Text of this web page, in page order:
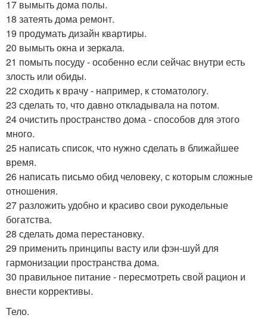
17 вымыть дома полы.
18 затеять дома ремонт.
19 продумать дизайн квартиры.
20 вымыть окна и зеркала.
21 помыть посуду - особенно если сейчас внутри есть
злость или обиды.
22 сходить к врачу - например, к стоматологу.
23 сделать то, что давно откладывала на потом.
24 очистить пространство дома - способов для этого
много.
25 написать список, что нужно сделать в ближайшее
время.
26 написать письмо обид человеку, с которым сложные
отношения.
27 разложить удобно и красиво свои рукодельные
богатства.
28 сделать дома перестановку.
29 применить принципы васту или фэн-шуй для
гармонизации пространства дома.
30 правильное питание - пересмотреть свой рацион и
внести коррективы.
Тело.